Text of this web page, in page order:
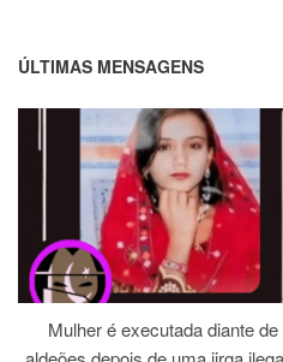
ÚLTIMAS MENSAGENS
Mulher é executada diante de